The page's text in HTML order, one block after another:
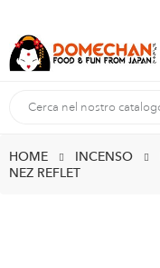
HOME INCENSO
NEZ REFLET